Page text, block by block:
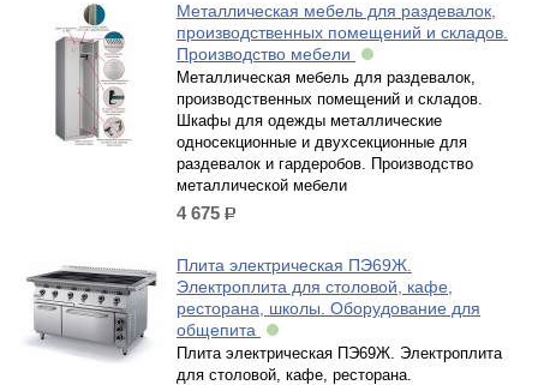
Металлическая мебель для раздевалок,
производственных помещений и складов.
Производство мебели
Металлическая мебель для раздевалок,
производственных помещений и складов.
Шкафы для одежды металлические
односекционные и двухсекционные для
раздевалок и гардеробов. Производство
металлической мебели
4 675 р.
Плита электрическая ПЭ69Ж.
Электроплита для столовой, кафе,
ресторана, школы. Оборудование для
общепита
Плита электрическая ПЭ69Ж. Электроплита
для столовой, кафе, ресторана.